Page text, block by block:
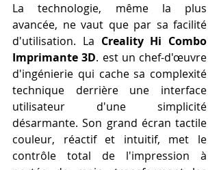
La technologie, même la plus
avancée, ne vaut que par sa facilité
d'utilisation. La Creality Hi Combo
Imprimante 3D. est un chef-d'œuvre
d'ingénierie qui cache sa complexité
technique derrière une interface
utilisateur d'une simplicité
désarmante. Son grand écran tactile
couleur, réactif et intuitif, met le
contrôle total de l'impression à